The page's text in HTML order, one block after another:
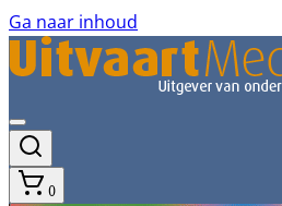
Ga naar inhoud
0